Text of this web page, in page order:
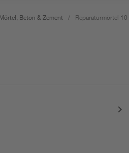
Mörtel, Beton & Zement / Reparaturmörtel 10